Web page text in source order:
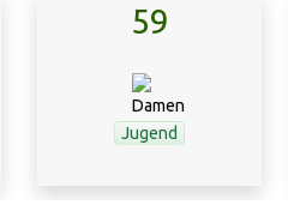
59
Jugend